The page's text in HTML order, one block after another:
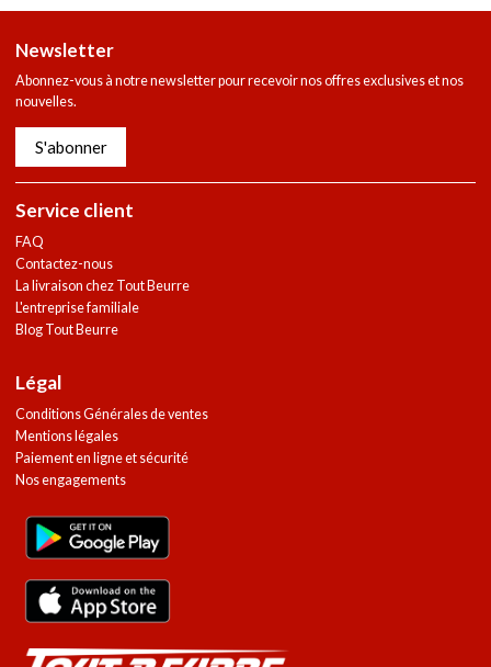
Newsletter
Abonnez-vous à notre newsletter pour recevoir nos offres exclusives et nos
nouvelles.
S'abonner
Service client
FAQ
Contactez-nous
La livraison chez Tout Beurre
L'entreprise familiale
Blog Tout Beurre
Légal
Conditions Générales de ventes
Mentions légales
Paiement en ligne et sécurité
Nos engagements